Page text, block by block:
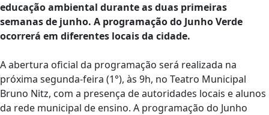
educação ambiental durante as duas primeiras
semanas de junho. A programação do Junho Verde
ocorrerá em diferentes locais da cidade.
A abertura oficial da programação será realizada na
próxima segunda-feira (1°), às 9h, no Teatro Municipal
Bruno Nitz, com a presença de autoridades locais e alunos
da rede municipal de ensino. A programação do Junho